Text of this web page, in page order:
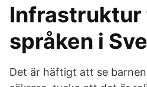
Infrastruktur
språken i
Det är häftigt att se